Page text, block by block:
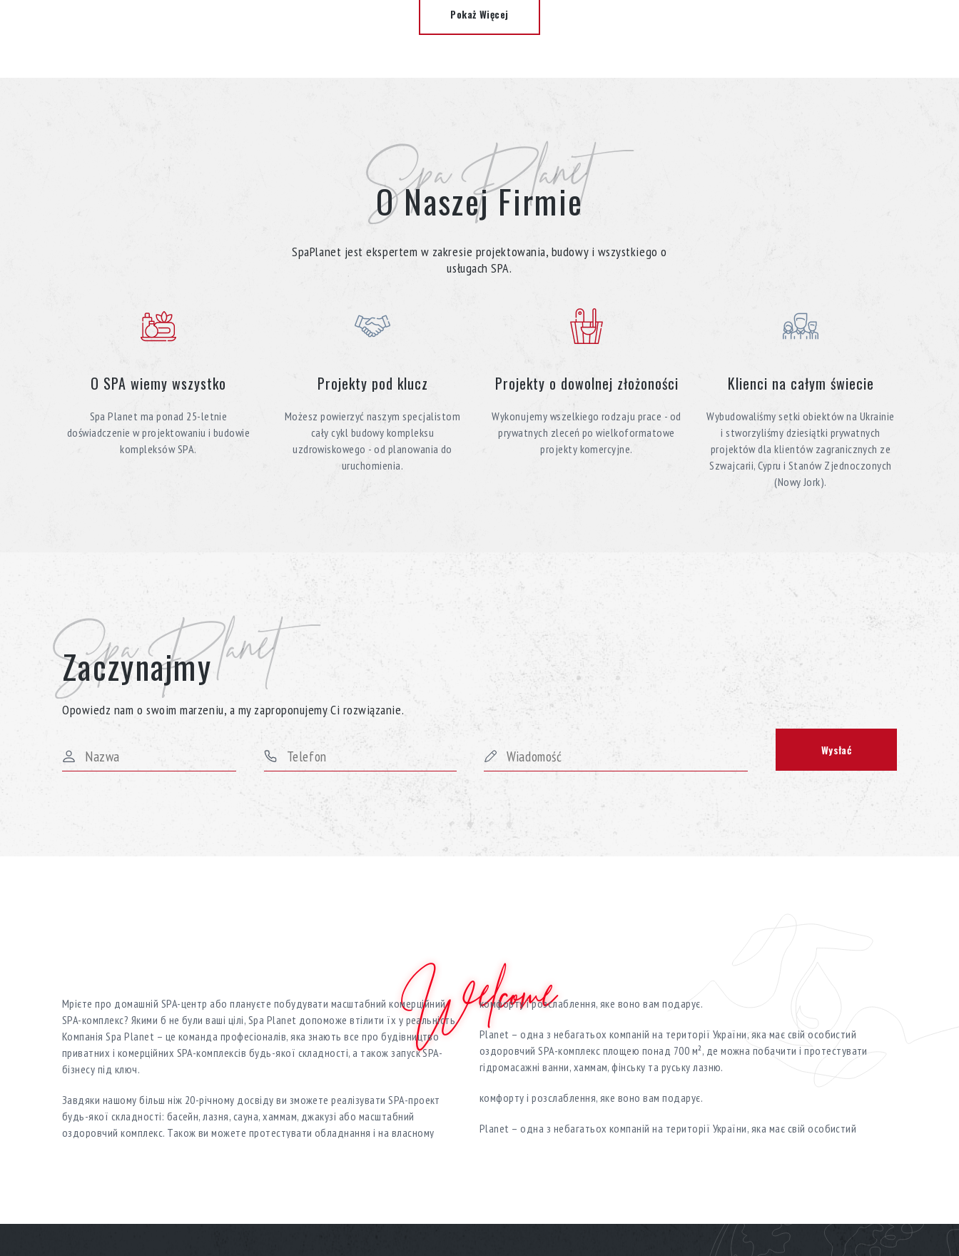
Pokaż Więcej
Spa Planet
O Naszej Firmie
SpaPlanet jest ekspertem w zakresie projektowania, budowy i wszystkiego o
usługach SPA.
O SPA wiemy wszystko
Spa Planet ma ponad 25-letnie
doświadczenie w projektowaniu i budowie
kompleksów SPA.
Projekty pod klucz
Możesz powierzyć naszym specjalistom
cały cykl budowy kompleksu
uzdrowiskowego - od planowania do
uruchomienia.
Projekty o dowolnej złożoności
Wykonujemy wszelkiego rodzaju prace - od
prywatnych zleceń po wielkoformatowe
projekty komercyjne.
Klienci na całym świecie
Wybudowaliśmy setki obiektów na Ukrainie
i stworzyliśmy dziesiątki prywatnych
projektów dla klientów zagranicznych ze
Szwajcarii, Cypru i Stanów Zjednoczonych
(Nowy Jork).
Spa Planet
Zaczynajmy
Opowiedz nam o swoim marzeniu, a my zaproponujemy Ci rozwiązanie.
Welcome
Мрієте про домашній SPA-центр або плануєте побудувати масштабний комерційний
SPA-комплекс? Якими б не були ваші цілі, Spa Planet допоможе втілити їх у реальність.
Компанія Spa Planet – це команда професіоналів, яка знають все про будівництво
приватних і комерційних SPA-комплексів будь-якої складності, а також запуск SPA-
бізнесу під ключ.
Завдяки нашому більш ніж 20-річному досвіду ви зможете реалізувати SPA-проект
будь-якої складності: басейн, лазня, сауна, хаммам, джакузі або масштабний
оздоровчий комплекс. Також ви можете протестувати обладнання і на власному
приватних і комерційних SPA-комплексів будь-якої складності, а також запуск SPA-
комфорту і розслаблення, яке воно вам подарує.
Planet – одна з небагатьох компаній на території України, яка має свій особистий
оздоровчий SPA-комплекс площею понад 700 м², де можна побачити і протестувати
гідромасажні ванни, хаммам, фінську та руську лазню.
комфорту і розслаблення, яке воно вам подарує.
Planet – одна з небагатьох компаній на території України, яка має свій особистий
Planet – одна з небагатьох компаній на території України, яка має свій особистий
оздоровчий SPA-комплекс площею понад 700 м², де можна побачити і протестувати